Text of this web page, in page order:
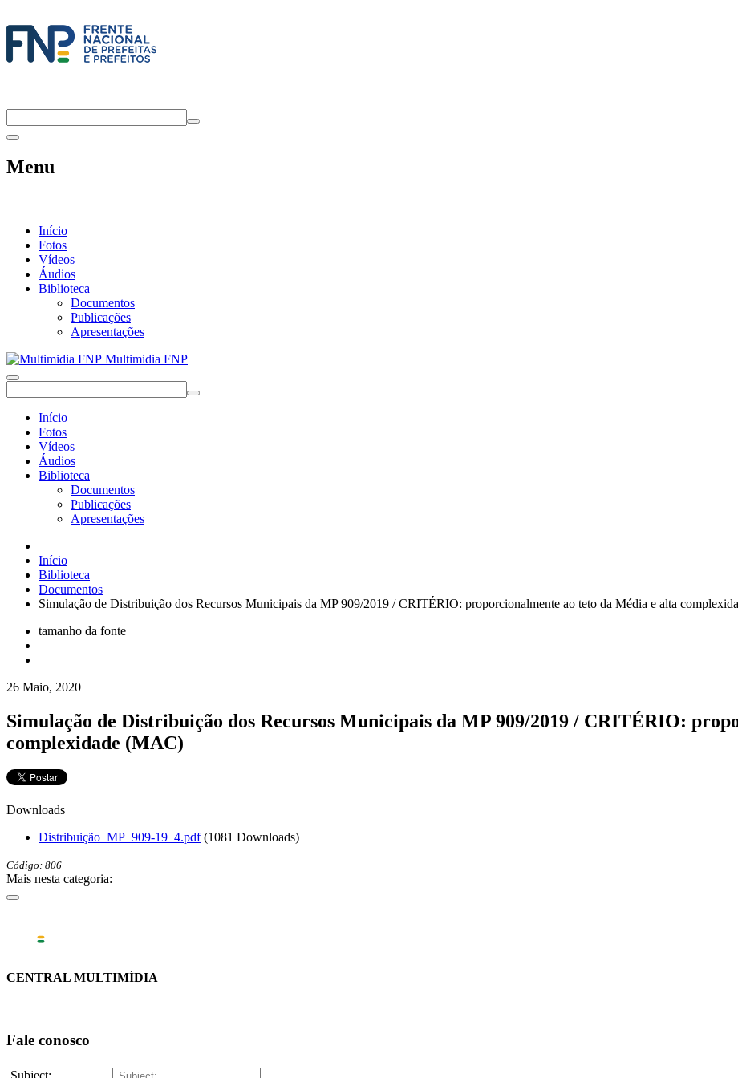
Menu
Início
Fotos
Vídeos
Áudios
Biblioteca
Documentos
Publicações
Apresentações
Multimidia FNP
Início
Fotos
Vídeos
Áudios
Biblioteca
Documentos
Publicações
Apresentações
Início
Biblioteca
Documentos
Simulação de Distribuição dos Recursos Municipais da MP 909/2019 / CRITÉRIO: proporcionalmente ao teto da Média e alta
tamanho da fonte
26 Maio, 2020
Simulação de Distribuição dos Recursos Municipais da MP 909/2019 / CRITÉRIO:
complexidade (MAC)
Downloads
Distribuição_MP_909-19_4.pdf (1081 Downloads)
Código: 806
Mais nesta categoria:
CENTRAL MULTIMÍDIA
Fale conosco